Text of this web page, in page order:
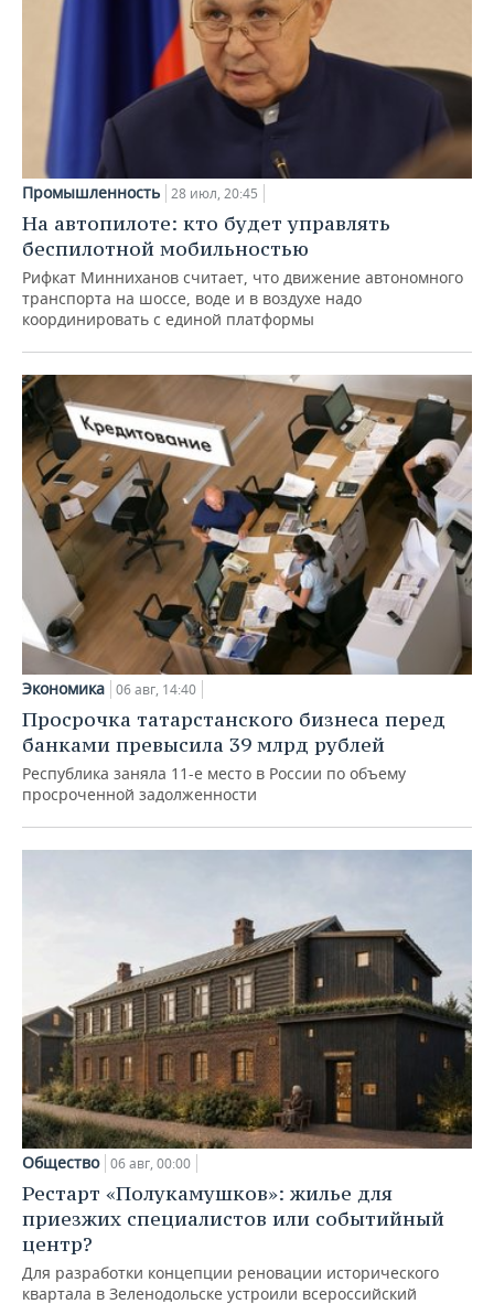
Промышленность 28 июл, 20:45
На автопилоте: кто будет управлять
беспилотной мобильностью
Рифкат Минниханов считает, что движение автономного
транспорта на шоссе, воде и в воздухе надо
координировать с единой платформы
Экономика 06 авг, 14:40
Просрочка татарстанского бизнеса перед
банками превысила 39 млрд рублей
Республика заняла 11-е место в России по объему
просроченной задолженности
Общество 06 авг, 00:00
Рестарт «Полукамушков»: жилье для
приезжих специалистов или событийный
центр?
Для разработки концепции реновации исторического
квартала в Зеленодольске устроили всероссийский